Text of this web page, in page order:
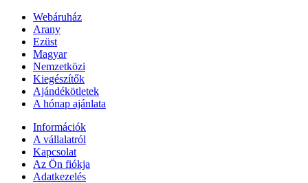
Webáruház
Arany
Ezüst
Magyar
Nemzetközi
Kiegészítők
Ajándékötletek
A hónap ajánlata
Információk
A vállalatról
Kapcsolat
Az Ön fiókja
Adatkezelés